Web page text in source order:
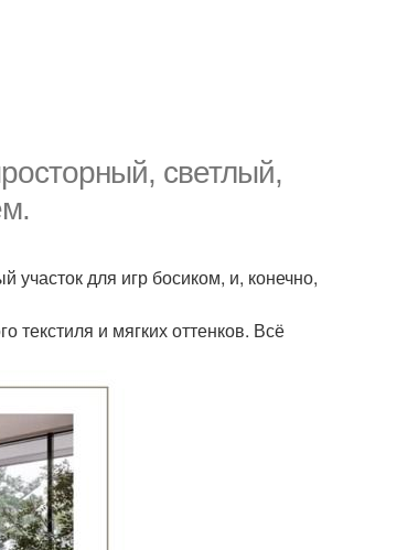
светлый,
участок для игр босиком, и, конечно,
текстиля и мягких оттенков. Всё